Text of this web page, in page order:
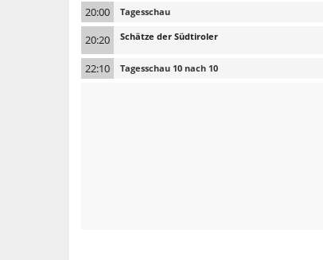
20:00 Tagesschau
20:20 Schätze der Südtiroler
22:10 Tagesschau 10 nach 10